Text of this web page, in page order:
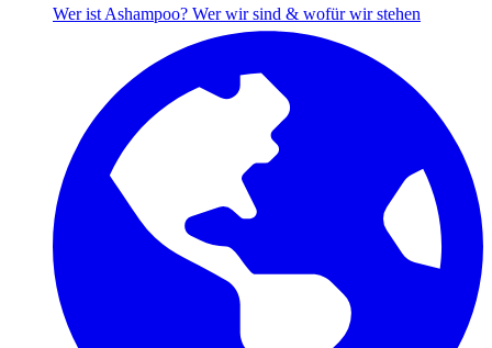
Wer ist Ashampoo? Wer wir sind & wofür wir stehen